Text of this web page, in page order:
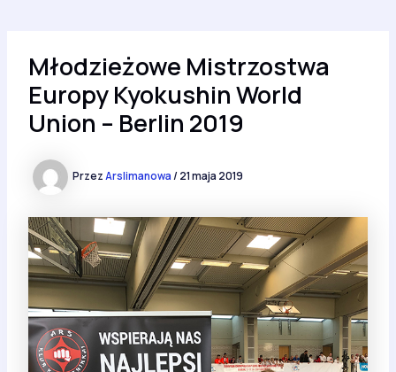
Młodzieżowe Mistrzostwa
Europy Kyokushin World
Union – Berlin 2019
PrzezArslimanowa/21 maja 2019